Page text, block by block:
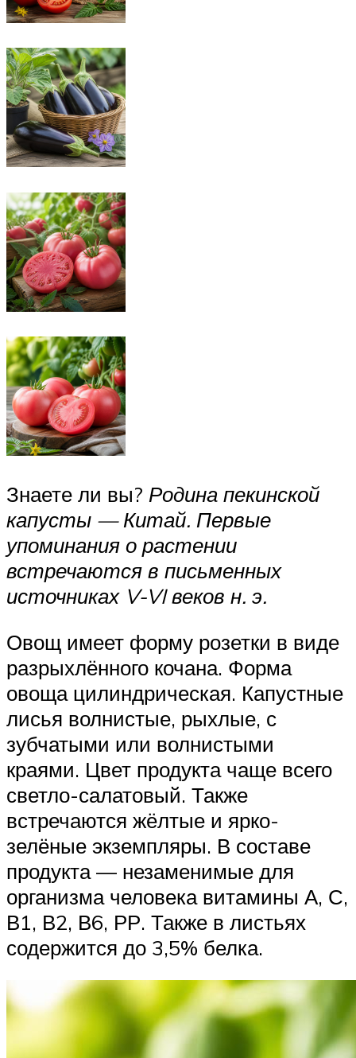
Знаете ли вы? Родина пекинской
капусты — Китай. Первые
упоминания о растении
встречаются в письменных
источниках V-VI веков н. э.
Овощ имеет форму розетки в виде
разрыхлённого кочана. Форма
овоща цилиндрическая. Капустные
лисья волнистые, рыхлые, с
зубчатыми или волнистыми
краями. Цвет продукта чаще всего
светло-салатовый. Также
встречаются жёлтые и ярко-
зелёные экземпляры. В составе
продукта — незаменимые для
организма человека витамины А, С,
В1, В2, В6, РР. Также в листьях
содержится до 3,5% белка.